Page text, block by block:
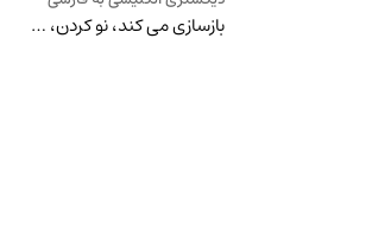
بازسازی می کند، نو کردن، تجدید کردن، باز نوساختن، تعمیر کردن، از سر گرفتن